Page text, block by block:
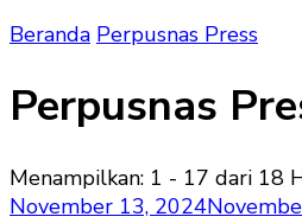
Beranda Perpusnas Press
Perpusnas
Menampilkan: 1 - 17 dari 18
November 13, 2024